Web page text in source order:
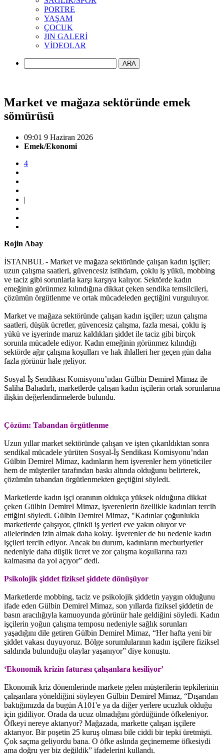
PORTRE
YAŞAM
ÇOCUK
JIN GALERİ
VİDEOLAR
ARA
Market ve mağaza sektöründe emek
sömürüsü
09:01 9 Haziran 2026
Emek/Ekonomi
4
|
Rojin Abay
İSTANBUL - Market ve mağaza sektöründe çalışan kadın işçiler;
uzun çalışma saatleri, güvencesiz istihdam, çoklu iş yükü, mobbing
ve taciz gibi sorunlarla karşı karşıya kalıyor. Sektörde kadın
emeğinin görünmez kılındığına dikkat çeken sendika temsilcileri,
çözümün örgütlenme ve ortak mücadeleden geçtiğini vurguluyor.
Market ve mağaza sektöründe çalışan kadın işçiler; uzun çalışma
saatleri, düşük ücretler, güvencesiz çalışma, fazla mesai, çoklu iş
yükü ve işyerinde maruz kaldıkları şiddet ile taciz gibi birçok
sorunla mücadele ediyor. Kadın emeğinin görünmez kılındığı
sektörde ağır çalışma koşulları ve hak ihlalleri her geçen gün daha
fazla görünür hale geliyor.
Sosyal-İş Sendikası Komisyonu’ndan Gülbin Demirel Mimaz ile
Saliha Bahadırlı, marketlerde çalışan kadın işçilerin ortak sorunlarına
ilişkin değerlendirmelerde bulundu.
Çözüm: Tabandan örgütlenme
Uzun yıllar market sektöründe çalışan ve işten çıkarıldıktan sonra
sendikal mücadele yürüten Sosyal-İş Sendikası Komisyonu’ndan
Gülbin Demirel Mimaz, kadınların hem işverenler hem yöneticiler
hem de müşteriler tarafından baskı altında olduğunu belirterek,
çözümün tabandan örgütlenmekten geçtiğini söyledi.
Marketlerde kadın işçi oranının oldukça yüksek olduğuna dikkat
çeken Gülbin Demirel Mimaz, işverenlerin özellikle kadınları tercih
ettiğini söyledi. Gülbin Demirel Mimaz, "Kadınlar çoğunlukla
marketlerde çalışıyor, çünkü iş yerleri eve yakın oluyor ve
ailelerinden izin almak daha kolay. İşverenler de bu nedenle kadın
işçileri tercih ediyor. Ancak bu durum, kadınların mecburiyetler
nedeniyle daha düşük ücret ve zor çalışma koşullarına razı
kalmasına da yol açıyor” dedi.
Psikolojik şiddet fiziksel şiddete dönüşüyor
Marketlerde mobbing, taciz ve psikolojik şiddetin yaygın olduğunu
ifade eden Gülbin Demirel Mimaz, son yıllarda fiziksel şiddetin de
basın aracılığıyla kamuoyunda görünür hale geldiğini söyledi. Kadın
işçilerin yoğun çalışma temposu nedeniyle sağlık sorunları
yaşadığını dile getiren Gülbin Demirel Mimaz, “Her hafta yeni bir
şiddet vakası duyuyoruz. Bölge sorumlularının kadın işçilere fiziksel
saldırıda bulunduğu olaylar yaşanıyor” diye konuştu.
‘Ekonomik krizin faturası çalışanlara kesiliyor’
Ekonomik kriz dönemlerinde markete gelen müşterilerin tepkilerinin
çalışanlara yöneldiğini söyleyen Gülbin Demirel Mimaz, “Dışarıdan
baktığımızda da bugün A101'e ya da diğer yerlere ucuzluk olduğu
için gidiliyor. Orada da ucuz olmadığını gördüğünde öfkeleniyor.
Öfkeyi nereye aktarıyor? Mağazada, markette çalışan işçilere
aktarıyor. Bir poşetin 25 kuruş olması bile ciddi bir tepki üretmişti.
Çok saçma geliyordu bana. O öfke aslında geçinememe öfkesiydi
ama doğru yer biz değildik” ifadelerini kullandı.